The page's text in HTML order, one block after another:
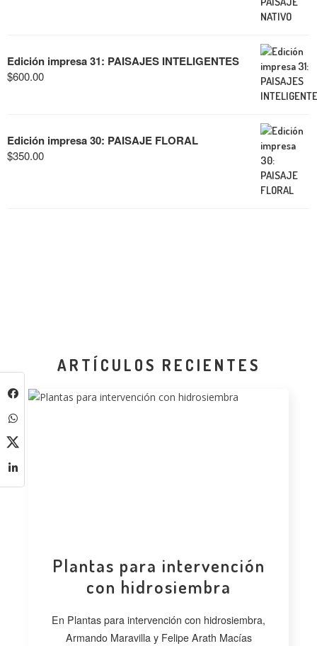
Edición impresa 31: PAISAJES INTELIGENTES
$600.00
Edición impresa 30: PAISAJE FLORAL
$350.00
ARTÍCULOS RECIENTES
Plantas para intervención
con hidrosiembra
En Plantas para intervención con hidrosiembra,
Armando Maravilla y Felipe Arath Macías